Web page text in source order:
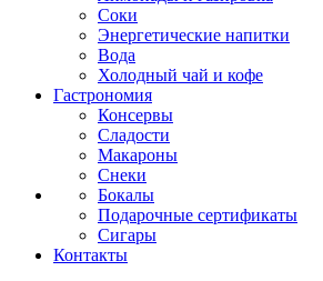
Соки
Энергетические напитки
Вода
Холодный чай и кофе
Гастрономия
Консервы
Сладости
Макароны
Снеки
Бокалы
Подарочные сертификаты
Сигары
Контакты